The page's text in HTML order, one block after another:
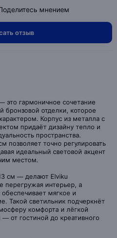
мнением
отзыв
это гармоничное сочетание
бронзовой отделки, которое
Корпус из металла с
придаёт дизайну тепло и
пространства.
позволяет точно регулировать
идеальный световой акцент
местом.
см — делают Elviku
перегружая интерьер, а
мягкое и
Такой светильник подчеркнёт
комфорта и лёгкой
от гостиной до креативного